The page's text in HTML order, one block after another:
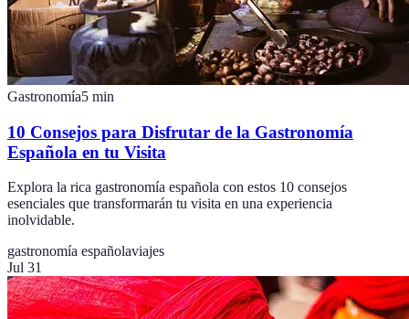
Gastronomía5 min
10 Consejos para Disfrutar de la Gastronomía
Española en tu Visita
Explora la rica gastronomía española con estos 10 consejos
esenciales que transformarán tu visita en una experiencia
inolvidable.
gastronomía españolaviajes
Jul 31